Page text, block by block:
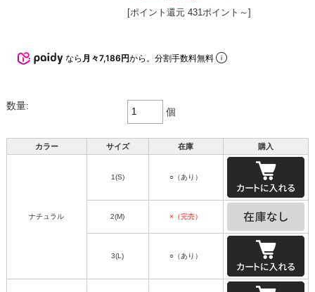
[ポイント還元 431ポイント～]
なら 月々7,186円から。分割手数料無料
数量:
個
カラー サイズ 在庫 購入
ナチュラル
1(S) ○（あり）
2(M) ×（完売）
3(L) ○（あり）